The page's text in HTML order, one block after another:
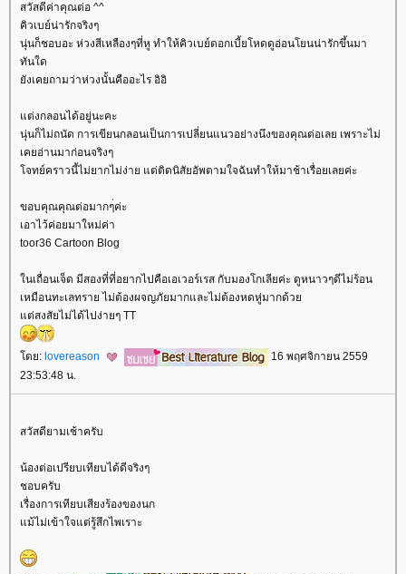
สวัสดีค่าคุณต่อ ^^
คิวเบย์น่ารักจริงๆ
นุ่นก็ชอบอะ ห่วงสีเหลืองๆที่หู ทำให้คิวเบย์ดอกเบี้ยโหดดูอ่อนโยนน่ารักขึ้นมา
ทันใด
ังเคยถามว่าห่วงนั้นคืออะไร อิอิ
ต่งกลอนได้อยู่นะคะ
นุ่นก็ไม่ถนัด การเขียนกลอนเป็นการเปลี่ยนแนวอย่างนึงของคุณต่อเลย เพราะไม่
เคยอ่านมาก่อนจริงๆ
จทย์คราวนี้ไม่ยากไม่ง่าย แต่ติดนิสัยอัพตามใจฉันทำให้มาช้าเรื่อยเลยค่ะ
ขอบคุณคุณต่อมากๆ่ค่ะ
เอาไว้ค่อยมาใหม่ค่า
toor36 Cartoon Blog
นเถื่อนเจ็ด มีสองที่ที่อยากไปคือเอเวอร์เรส กับมองโกเลียค่ะ ดูหนาวๆดีไม่ร้อน
เหมือนทะเลทราย ไม่ต้องผจญภัยมากและไม่ต้องหดหู่มากด้ว
ต่สงสัยไม่ได้ไปง่ายๆ TT
ดย: lovereason
16 พฤศจิกายน 2559
23:53:48 น.
สวัสดียามเช้าครับ
น้องต่อเปรียบเทียบได้ดีจริงๆ
ชอบครับ
เรื่องการเทียบเสียงร้องของนก
ม้ไม่เข้าใจแต่รู้สึกไพเราะ